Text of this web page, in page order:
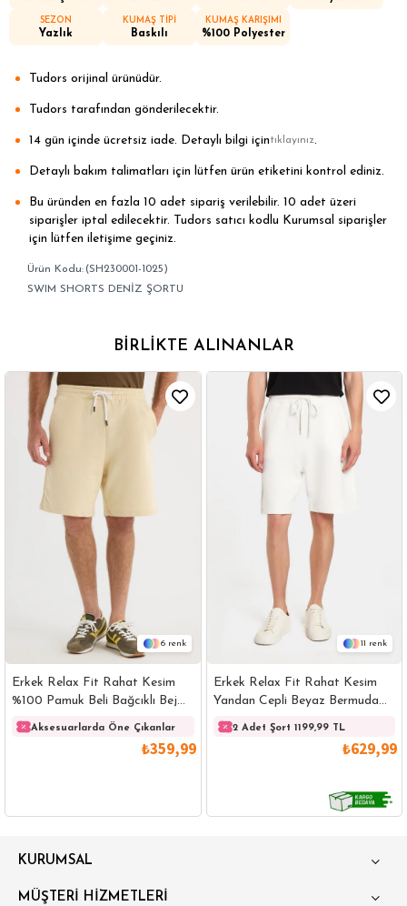
SEZON
Yazlık
KUMAŞ TİPİ
Baskılı
KUMAŞ KARIŞIMI
%100 Polyester
Tudors orijinal ürünüdür.
Tudors tarafından gönderilecektir.
14 gün içinde ücretsiz iade. Detaylı bilgi içintıklayınız.
Detaylı bakım talimatları için lütfen ürün etiketini kontrol ediniz.
Bu üründen en fazla 10 adet sipariş verilebilir. 10 adet üzeri
siparişler iptal edilecektir. Tudors satıcı kodlu Kurumsal siparişler
için lütfen iletişime geçiniz.
(SH230001-1025)
SWIM SHORTS DENİZ ŞORTU
BIRLIKTE ALINANLAR
6
Erkek Relax Fit Rahat Kesim
%100 Pamuk Beli Bağcıklı Bej
Şort
Aksesuarlarda Öne Çıkanlar
₺359,99
11
Erkek Relax Fit Rahat Kesim
Yandan Cepli Beyaz Bermuda
Şort
2 Adet Şort 1199,99 TL
₺629,99
KURUMSAL
MÜŞTERİ HİZMETLERİ